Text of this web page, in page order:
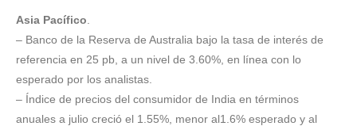
Asia Pacífico
– Banco de la Reserva de Australia bajo la tasa de interés de
referencia en 25 pb, a un nivel de 3.60%, en línea con lo
esperado por los analistas.
– Índice de precios del consumidor de India en términos
anuales a julio creció el 1.55%, menor al1.6% esperado y al